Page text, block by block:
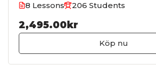
8 Lessons
206 Students
2,495.00kr
Köp nu